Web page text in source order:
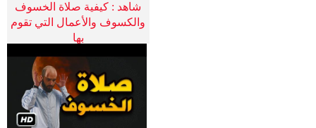
شاهد : كيفية صلاة الخسوف
والكسوف والأعمال التي تقوم
بها